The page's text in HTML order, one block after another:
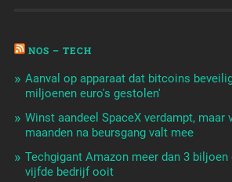
NOS – TECH
Aanval op apparaat dat bitcoins
miljoenen euro's gestolen'
Winst aandeel SpaceX verdampt, maar
maanden na beursgang valt mee
Techgigant Amazon meer dan 3
vijfde bedrijf ooit